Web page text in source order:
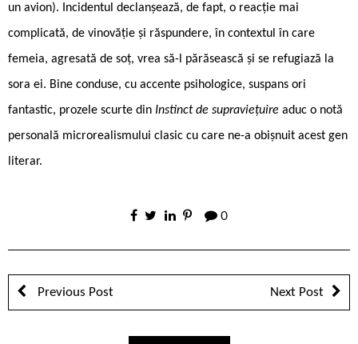
un avion). Incidentul declanșează, de fapt, o reacție mai
complicată, de vinovăție și răspundere, în contextul în care
femeia, agresată de soț, vrea să-l părăsească și se refugiază la
sora ei. Bine conduse, cu accente psihologice, suspans ori
fantastic, prozele scurte din Instinct de supraviețuire aduc o notă
personală microrealismului clasic cu care ne-a obișnuit acest gen
literar.
0
Previous Post Next Post